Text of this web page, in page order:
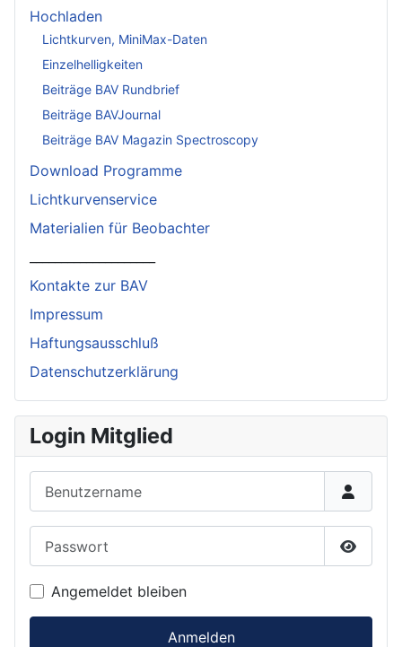
Hochladen
Lichtkurven, MiniMax-Daten
Einzelhelligkeiten
Beiträge BAV Rundbrief
Beiträge BAVJournal
Beiträge BAV Magazin Spectroscopy
Download Programme
Lichtkurvenservice
Materialien für Beobachter
Kontakte zur BAV
Impressum
Haftungsausschluß
Datenschutzerklärung
Login Mitglied
Angemeldet bleiben
Anmelden